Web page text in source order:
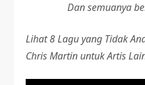
Dan semuanya
Lihat 8 Lagu yang Tidak
Chris Martin untuk Artis